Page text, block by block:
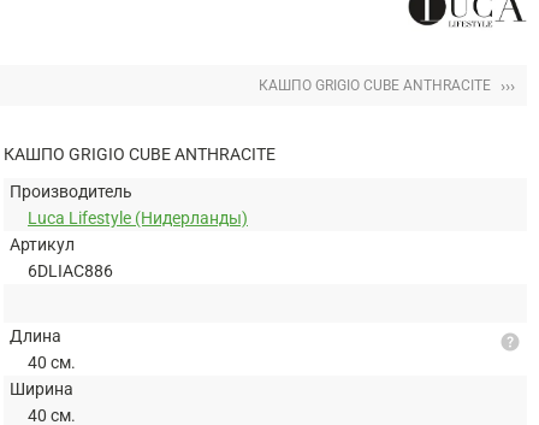
КАШПО GRIGIO CUBE ANTHRACITE ›››
КАШПО GRIGIO CUBE ANTHRACITE
Производитель
Luca Lifestyle (Нидерланды)
Артикул
6DLIAC886
Длина
40 см.
Ширина
40 см.
help